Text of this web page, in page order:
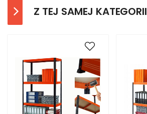
Z TEJ SAMEJ KATEGORII